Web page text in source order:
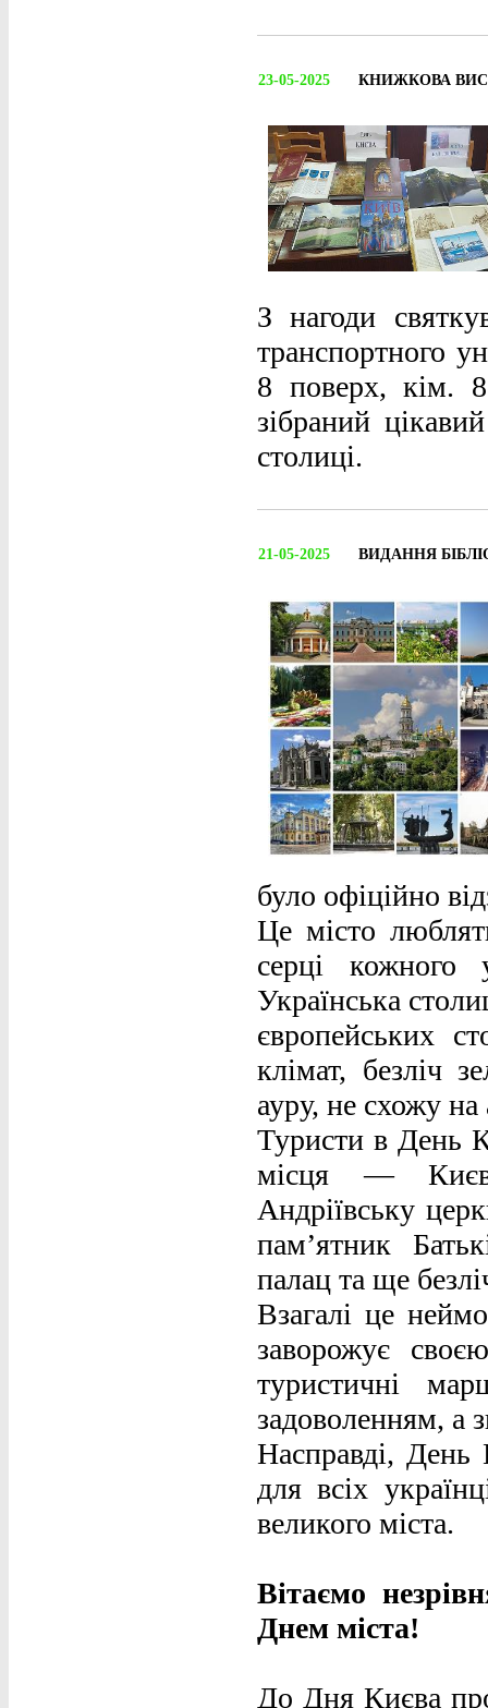
23-05-2025 КНИЖКОВА
З нагоди
транспортного
8 поверх, кім.
зібраний
столиці.
21-05-2025 ВИДАННЯ
було офіційно
Це місто
серці
Українська
європейських
клімат, безліч
ауру, не схожу
Туристи в День
місця —
Андріївську
пам’ятник
палац та ще
Взагалі це
заворожує
туристичні
задоволенням, а
Насправді,
для всіх
великого міста.
Вітаємо
Днем міста!
До Дня Києва